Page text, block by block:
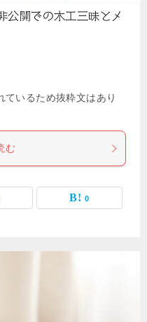
開での木工三昧とメ
ているため抜粋文はあり
む
0